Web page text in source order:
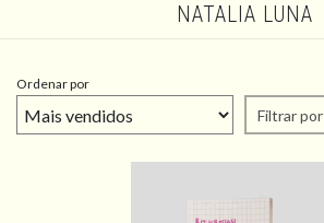
NATALIA LUNA
Ordenar por
Filtrar por